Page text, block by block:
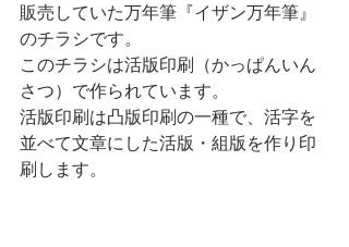
販売していた万年筆『イザン万年筆』
のチラシです。
このチラシは活版印刷（かっぱんいん
さつ）で作られています。
活版印刷は凸版印刷の一種で、 活字を
並べて文章にした活版・ 組版を作り印
刷します。